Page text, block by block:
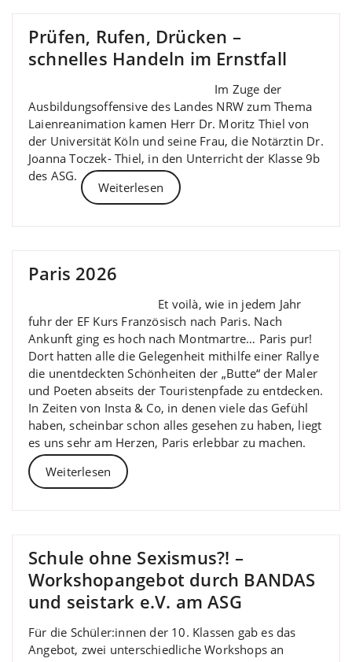
Prüfen, Rufen, Drücken –
schnelles Handeln im Ernstfall
Im Zuge der
Ausbildungsoffensive des Landes NRW zum Thema
Laienreanimation kamen Herr Dr. Moritz Thiel von
der Universität Köln und seine Frau, die Notärztin Dr.
Joanna Toczek- Thiel, in den Unterricht der Klasse 9b
des ASG.
Weiterlesen
Paris 2026
Et voilà, wie in jedem Jahr
fuhr der EF Kurs Französisch nach Paris. Nach
Ankunft ging es hoch nach Montmartre… Paris pur!
Dort hatten alle die Gelegenheit mithilfe einer Rallye
die unentdeckten Schönheiten der „Butte“ der Maler
und Poeten abseits der Touristenpfade zu entdecken.
In Zeiten von Insta & Co, in denen viele das Gefühl
haben, scheinbar schon alles gesehen zu haben, liegt
es uns sehr am Herzen, Paris erlebbar zu machen.
Weiterlesen
Schule ohne Sexismus?! –
Workshopangebot durch BANDAS
und seistark e.V. am ASG
Für die Schüler:innen der 10. Klassen gab es das
Angebot, zwei unterschiedliche Workshops an